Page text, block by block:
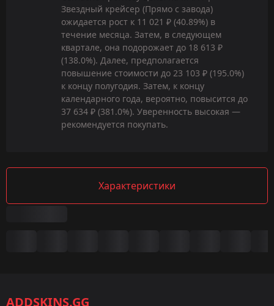
Звездный крейсер (Прямо с завода)
ожидается рост к 11 021 ₽ (40.89%) в
течение месяца. Затем, в следующем
квартале, она подорожает до 18 613 ₽
(138.0%). Далее, предполагается
повышение стоимости до 23 103 ₽ (195.0%)
к концу полугодия. Затем, к концу
календарного года, вероятно, повысится до
37 634 ₽ (381.0%). Уверенность высокая —
рекомендуется покупать.
Характеристики
Категория:
ADDSKINS.GG